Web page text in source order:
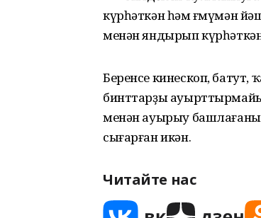
күрһәткән һәм ғөмүмән
менән яндырып
Беренсе кинескоп, батут,
бинттарҙы
менән ауырыу
сығарған икән.
Читайте нас